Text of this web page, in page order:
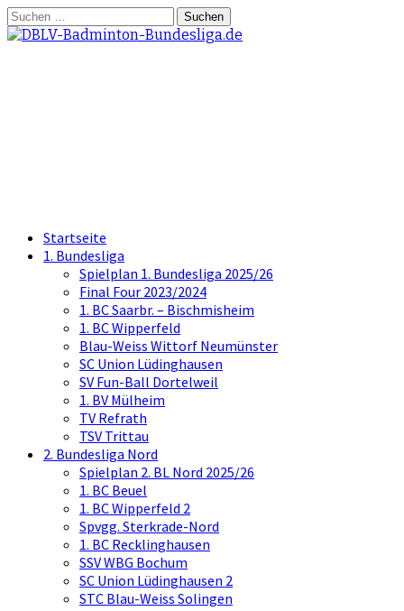
Springe
zum
Suchen
nach:
Startseite
1. Bundesliga
Spielplan 1. Bundesliga 2025/26
Final Four 2023/2024
1. BC Saarbr. – Bischmisheim
1. BC Wipperfeld
Blau-Weiss Wittorf Neumünster
SC Union Lüdinghausen
SV Fun-Ball Dortelweil
1. BV Mülheim
TV Refrath
TSV Trittau
2. Bundesliga Nord
Spielplan 2. BL Nord 2025/26
1. BC Beuel
1. BC Wipperfeld 2
Spvgg. Sterkrade-Nord
1. BC Recklinghausen
SSV WBG Bochum
SC Union Lüdinghausen 2
STC Blau-Weiss Solingen